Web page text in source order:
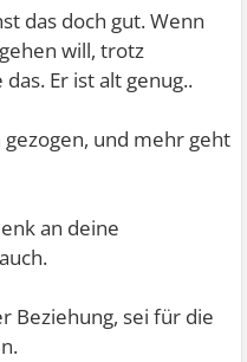
das doch gut. Wenn
will, trotz
Er ist alt genug..
und mehr geht
an deine
Beziehung, sei für die